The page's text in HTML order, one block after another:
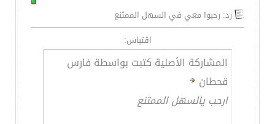
رد: رحبوا معي في السهل الممتنع
اقتباس:
المشاركة الأصلية كتبت بواسطة فارس
قحطان
ارحب يالسهل الممتنع